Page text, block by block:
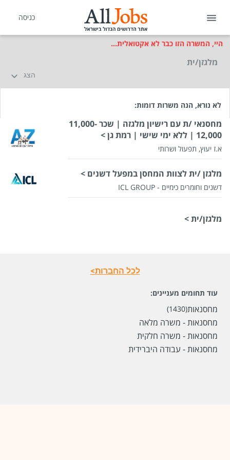
כניסה
היי, המשרה הזו כבר לא אקטואלית...
מלגזן/ית
הצג
המעסיק לא סיפר לנו
לפני חודשיים
לא נורא, הנה משרות דומות:
מחסנאי /ת עם רישיון מלגזה | שכר 11,000-
12,000 | ללא ימי שישי | רמת גן >
א.ז יעוץ, תפעול ושרותי
מלגזן /ית לצוות המחסן במפעל דשנים >
דשנים וחומרים כימיים - ICL GROUP
מלגזן/ית >
לכל החברות>
עוד תחומים מעניינים:
מחסנאות(1430)
מחסנאות - משרה מלאה
מחסנאות - משרה חלקית
מחסנאות - עבודה היברידית